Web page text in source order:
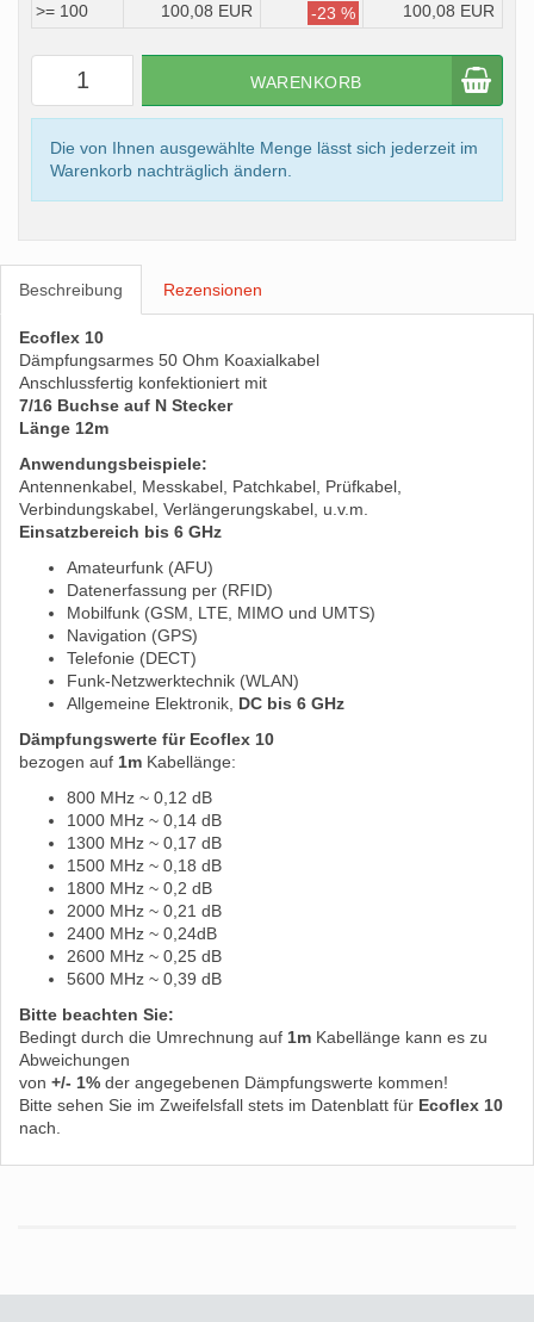
>= 100
100,08 EUR -23 % 100,08 EUR
WARENKORB
Die von Ihnen ausgewählte Menge lässt sich jederzeit im
Warenkorb nachträglich ändern.
Beschreibung Rezensionen
Ecoflex 10
Dämpfungsarmes 50 Ohm Koaxialkabel
Anschlussfertig konfektioniert mit
7/16 Buchse auf N Stecker
Länge 12m
Anwendungsbeispiele:
Antennenkabel, Messkabel, Patchkabel, Prüfkabel,
Verbindungskabel, Verlängerungskabel, u.v.m.
Einsatzbereich bis 6 GHz
Amateurfunk (AFU)
Datenerfassung per (RFID)
Mobilfunk (GSM, LTE, MIMO und UMTS)
Navigation (GPS)
Telefonie (DECT)
Funk-Netzwerktechnik (WLAN)
Allgemeine Elektronik, DC bis 6 GHz
Dämpfungswerte für Ecoflex 10
bezogen auf 1m Kabellänge:
800 MHz ~ 0,12 dB
1000 MHz ~ 0,14 dB
1300 MHz ~ 0,17 dB
1500 MHz ~ 0,18 dB
1800 MHz ~ 0,2 dB
2000 MHz ~ 0,21 dB
2400 MHz ~ 0,24dB
2600 MHz ~ 0,25 dB
5600 MHz ~ 0,39 dB
Bitte beachten Sie:
Bedingt durch die Umrechnung auf 1m Kabellänge kann es zu
Abweichungen
von +/- 1% der angegebenen Dämpfungswerte kommen!
Bitte sehen Sie im Zweifelsfall stets im Datenblatt für Ecoflex 10
nach.